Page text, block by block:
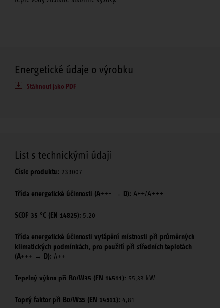
Energetické údaje o výrobku
Stáhnout jako PDF
List s technickými údaji
Číslo produktu: 233007
Třída energetické účinnosti (A+++ → D): A++/A+++
SCOP 35 °C (EN 14825): 5,20
Třída energetické účinnosti vytápění místnosti při průměrných
klimatických podmínkách, pro použití při středních teplotách
(A+++ → D): A++
Tepelný výkon při B0/W35 (EN 14511): 55,83 kW
Topný faktor při B0/W35 (EN 14511): 4,81